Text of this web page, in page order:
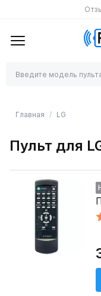
Главная LG
Пульт для